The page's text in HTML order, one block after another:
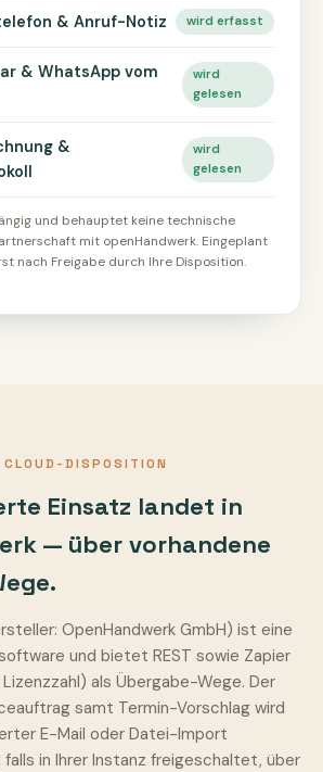
& Anruf-Notiz wird erfasst
& WhatsApp vom
wird
gelesen
&
wird
gelesen
und behauptet keine technische
mit openHandwerk. Eingeplant
nach Freigabe durch Ihre Disposition.
CLOUD-DISPOSITION
Einsatz landet in
— über vorhandene
OpenHandwerk GmbH) ist eine
und bietet REST sowie Zapier
als Übergabe-Wege. Der
samt Termin-Vorschlag wird
E-Mail oder Datei-Import
in Ihrer Instanz freigeschaltet, über